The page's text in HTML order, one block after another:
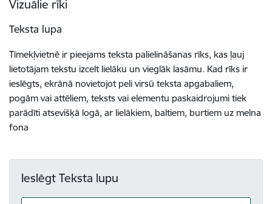
Vizuālie rīki
Teksta lupa
Tīmekļvietnē ir pieejams teksta palielināšanas rīks, kas ļauj
lietotājam tekstu izcelt lielāku un vieglāk lasāmu. Kad rīks ir
ieslēgts, ekrānā novietojot peli virsū teksta apgabaliem,
pogām vai attēliem, teksts vai elementu paskaidrojumi tiek
parādīti atsevišķā logā, ar lielākiem, baltiem, burtiem uz melna
fona
Ieslēgt Teksta lupu